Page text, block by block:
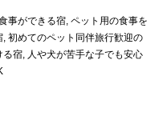
事ができる宿, ペット用の食事を
, 初めてのペット同伴旅行歓迎の
る宿, 人や犬が苦手な子でも安心